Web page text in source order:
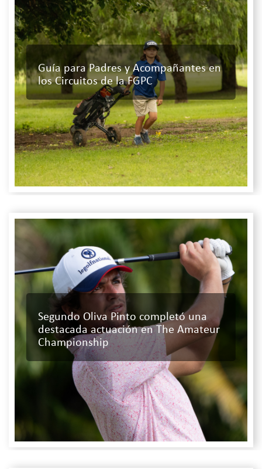
Guía para Padres y Acompañantes en
los Circuitos de la FGPC
Segundo Oliva Pinto completó una
destacada actuación en The Amateur
Championship